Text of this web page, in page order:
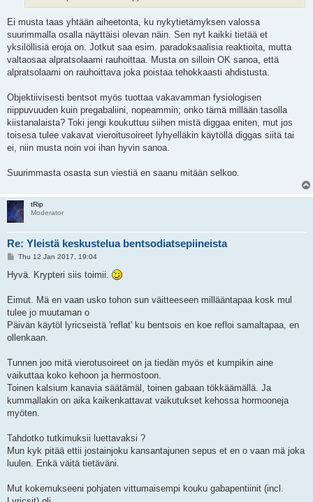
Ei musta taas yhtään aiheetonta, ku nykytietämyksen valossa
suurimmalla osalla näyttäisi olevan näin. Sen nyt kaikki tietää et
yksilöllisiä eroja on. Jotkut saa esim. paradoksaalisia reaktioita, mutta
valtaosaa alpratsolaami rauhoittaa. Musta on silloin OK sanoa, että
alpratsolaami on rauhoittava joka poistaa tehokkaasti ahdistusta.
Objektiivisesti bentsot myös tuottaa vakavamman fysiologisen
riippuvuuden kuin pregabaliini, nopeammin; onko tämä millään tasolla
kiistanalaista? Toki jengi koukuttuu siihen mistä diggaa eniten, mut jos
toisesa tulee vakavat vieroitusoireet lyhyelläkin käytöllä diggas siitä tai
ei, niin musta noin voi ihan hyvin sanoa.
Suurimmasta osasta sun viestiä en saanu mitään selkoo.
tRip
Moderator
Re: Yleistä keskustelua bentsodiatsepiineista
P
s
t
Thu 12 Jan 2017, 19:04
Hyvä. Krypteri siis toimii.
Eimut. Mä en vaan usko tohon sun väitteeseen millääntapaa kosk mul
tulee jo muutaman o
Päivän käytöl lyricseistä 'reflat' ku bentsois en koe refloi samaltapaa, en
ollenkaan.
Tunnen joo mitä vierotusoireet on ja tiedän myös et kumpikin aine
vaikuttaa koko kehoon ja hermostoon.
Toinen kalsium kanavia säätämäl, toinen gabaan tökkäämällä. Ja
kummallakin on aika kaikenkattavat vaikutukset kehossa hormooneja
myöten.
Tahdotko tutkimuksii luettavaksi ?
Mun kyk pitää ettii jostainjoku kansantajunen sepus et en o vaan mä joka
luulen. Enkä väitä tietäväni.
Mut kokemukseeni pohjaten vittumaisempi kouku gabapentiinit (incl.